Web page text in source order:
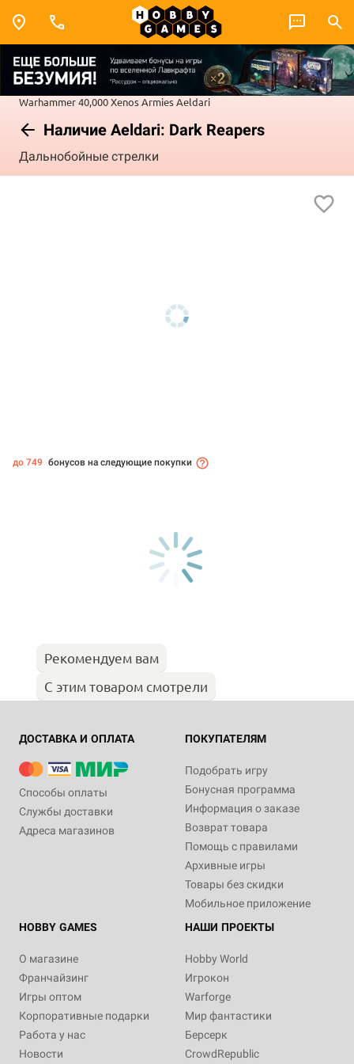
Warhammer 40,000Xenos ArmiesAeldari
Наличие Aeldari: Dark Reapers
Дальнобойные стрелки
до 749 бонусов на следующие покупки
Рекомендуем вам
С этим товаром смотрели
ДОСТАВКА И ОПЛАТА
Способы оплаты
Службы доставки
Адреса магазинов
ПОКУПАТЕЛЯМ
Подобрать игру
Бонусная программа
Информация о заказе
Возврат товара
Помощь с правилами
Архивные игры
Товары без скидки
Мобильное приложение
HOBBY GAMES
О магазине
Франчайзинг
Игры оптом
Корпоративные подарки
Работа у нас
Новости
НАШИ ПРОЕКТЫ
Hobby World
Игрокон
Warforge
Мир фантастики
Берсерк
CrowdRepublic